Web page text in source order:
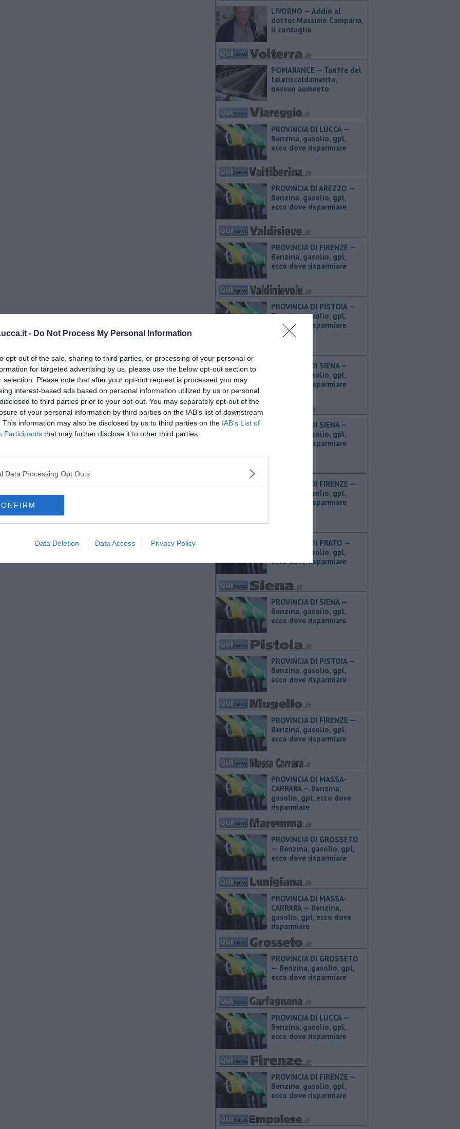
- Do Not Process My Personal Information
opt-out of the sale, sharing to third parties, or processing of your personal or
for targeted advertising by us, please use the below opt-out section to
selection. Please note that after your opt-out request is processed you may
interest-based ads based on personal information utilized by us or personal
to third parties prior to your opt-out. You may separately opt-out of the
of your personal information by third parties on the IAB’s list of downstream
This information may also be disclosed by us to third parties on the IAB’s List of
Participants that may further disclose it to other third parties.
Data Processing Opt Outs
Data Deletion Data Access Privacy Policy
LIVORNO — Addio al
dottor Massimo Campana,
il cordoglio
POMARANCE — Tariffe del
teleriscaldamento,
nessun aumento
PROVINCIA DI LUCCA — ​
Benzina, gasolio, gpl,
ecco dove risparmiare
PROVINCIA DI AREZZO — ​
Benzina, gasolio, gpl,
ecco dove risparmiare
PROVINCIA DI FIRENZE — ​
Benzina, gasolio, gpl,
ecco dove risparmiare
PROVINCIA DI PISTOIA — ​
Benzina, gasolio, gpl,
ecco dove risparmiare
PROVINCIA DI SIENA — ​
Benzina, gasolio, gpl,
ecco dove risparmiare
PROVINCIA DI SIENA — ​
Benzina, gasolio, gpl,
ecco dove risparmiare
PROVINCIA DI FIRENZE — ​
Benzina, gasolio, gpl,
ecco dove risparmiare
PROVINCIA DI PRATO — ​
Benzina, gasolio, gpl,
ecco dove risparmiare
PROVINCIA DI SIENA — ​
Benzina, gasolio, gpl,
ecco dove risparmiare
PROVINCIA DI PISTOIA — ​
Benzina, gasolio, gpl,
ecco dove risparmiare
PROVINCIA DI FIRENZE — ​
Benzina, gasolio, gpl,
ecco dove risparmiare
PROVINCIA DI MASSA-
CARRARA — ​Benzina,
gasolio, gpl, ecco dove
risparmiare
PROVINCIA DI GROSSETO
— ​Benzina, gasolio, gpl,
ecco dove risparmiare
PROVINCIA DI MASSA-
CARRARA — ​Benzina,
gasolio, gpl, ecco dove
risparmiare
PROVINCIA DI GROSSETO
— ​Benzina, gasolio, gpl,
ecco dove risparmiare
PROVINCIA DI LUCCA — ​
Benzina, gasolio, gpl,
ecco dove risparmiare
PROVINCIA DI FIRENZE — ​
Benzina, gasolio, gpl,
ecco dove risparmiare